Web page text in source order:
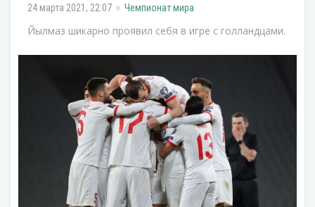
24 марта 2021, 22:07 Чемпионат мира
Йылмаз шикарно проявил себя в игре с голландцами.